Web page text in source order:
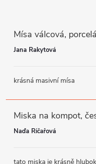
Jana Rakytová
krásná masivní mísa
Naďa Říčařová
tato miska je krásně